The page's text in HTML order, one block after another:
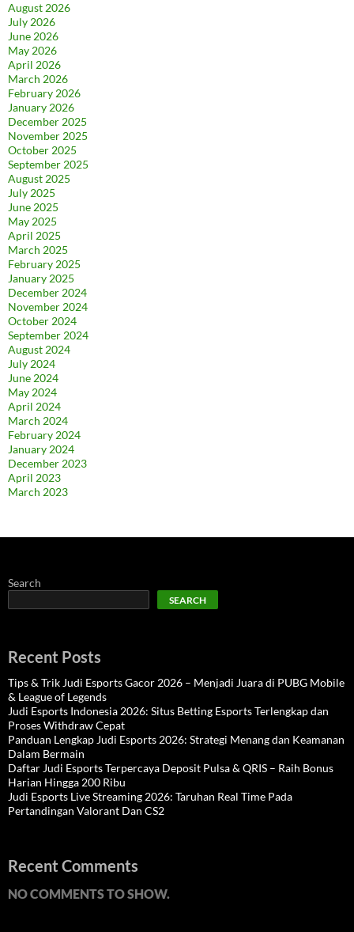
August 2026
July 2026
June 2026
May 2026
April 2026
March 2026
February 2026
January 2026
December 2025
November 2025
October 2025
September 2025
August 2025
July 2025
June 2025
May 2025
April 2025
March 2025
February 2025
January 2025
December 2024
November 2024
October 2024
September 2024
August 2024
July 2024
June 2024
May 2024
April 2024
March 2024
February 2024
January 2024
December 2023
April 2023
March 2023
Search
SEARCH
Recent Posts
Tips & Trik Judi Esports Gacor 2026 – Menjadi Juara di PUBG Mobile
& League of Legends
Judi Esports Indonesia 2026: Situs Betting Esports Terlengkap dan
Proses Withdraw Cepat
Panduan Lengkap Judi Esports 2026: Strategi Menang dan Keamanan
Dalam Bermain
Daftar Judi Esports Terpercaya Deposit Pulsa & QRIS – Raih Bonus
Harian Hingga 200 Ribu
Judi Esports Live Streaming 2026: Taruhan Real Time Pada
Pertandingan Valorant Dan CS2
Recent Comments
NO COMMENTS TO SHOW.